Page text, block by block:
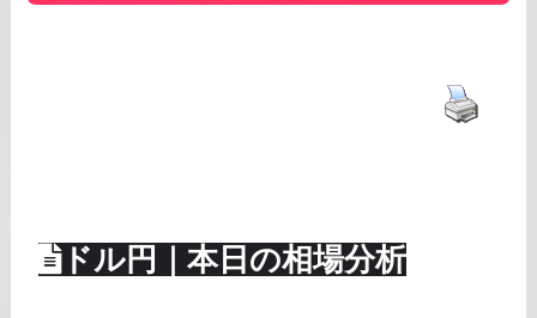
ドル円｜本日の相場分析